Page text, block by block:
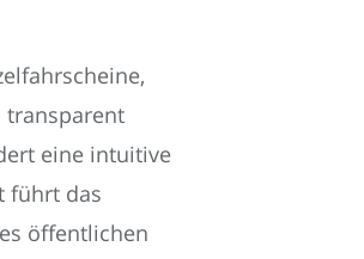
transparent
eine intuitive
führt das
öffentlichen